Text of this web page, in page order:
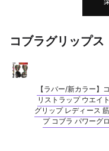
コブラグリップス
【ラバー/新カラー】
リストラップ ウエイ
グリップ レディース
プ コブラ パワーグ